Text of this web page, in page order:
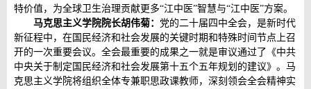
特价值，为全球卫生治理贡献更多“江中医”智慧与“江中医”方案。
马克思主义学院院长胡伟菊： 党的二十届四中全会，是新时代
新征程中，在国民经济和社会发展的关键时期和特殊时间节点上召
开的一次重要会议。全会最重要的成果之一就是审议通过了《中共
中央关于制定国民经济和社会发展第十五个五年规划的建议》。马
克思主义学院将组织全体专兼职思政课教师，深刻领会全会精神实